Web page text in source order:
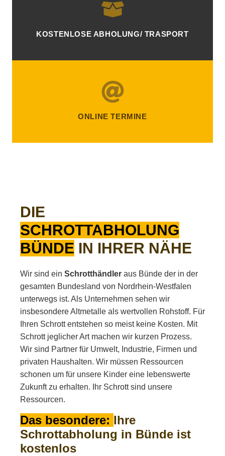
KOSTENLOSE ABHOLUNG/ TRASPORT
ONLINE TERMINE
DIE
SCHROTTABHOLUNG
BÜNDE IN IHRER NÄHE
Wir sind ein Schrotthändler aus Bünde der in der
gesamten Bundesland von Nordrhein-Westfalen
unterwegs ist. Als Unternehmen sehen wir
insbesondere Altmetalle als wertvollen Rohstoff. Für
Ihren Schrott entstehen so meist keine Kosten. Mit
Schrott jeglicher Art machen wir kurzen Prozess.
Wir sind Partner für Umwelt, Industrie, Firmen und
privaten Haushalten. Wir müssen Ressourcen
schonen um für unsere Kinder eine lebenswerte
Zukunft zu erhalten. Ihr Schrott sind unsere
Ressourcen.
Das besondere: Ihre
Schrottabholung in Bünde ist
kostenlos